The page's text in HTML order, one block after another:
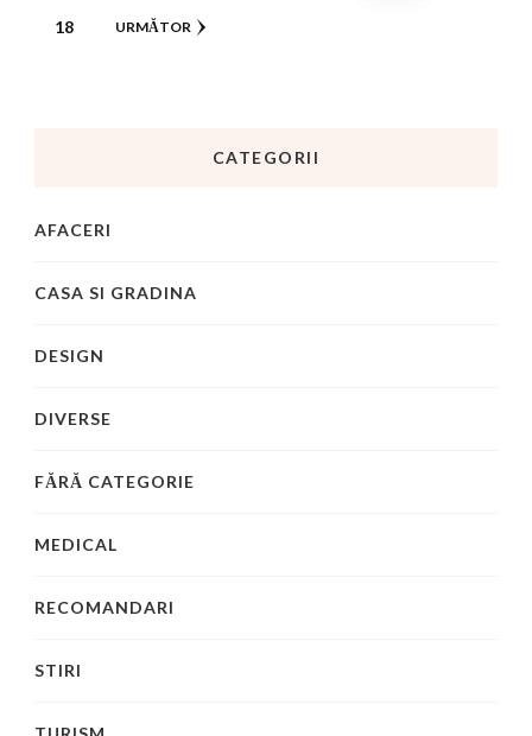
PAGINĂ
18 URMĂTOR
CATEGORII
AFACERI
CASA SI GRADINA
DESIGN
DIVERSE
FĂRĂ CATEGORIE
MEDICAL
RECOMANDARI
STIRI